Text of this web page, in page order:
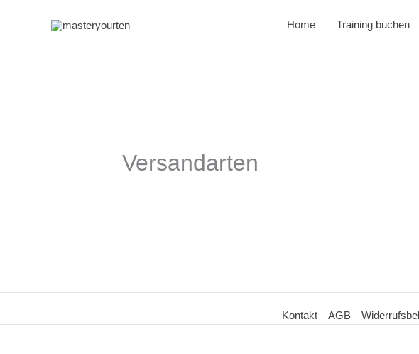
Home Training buchen
Versandarten
Kontakt AGB